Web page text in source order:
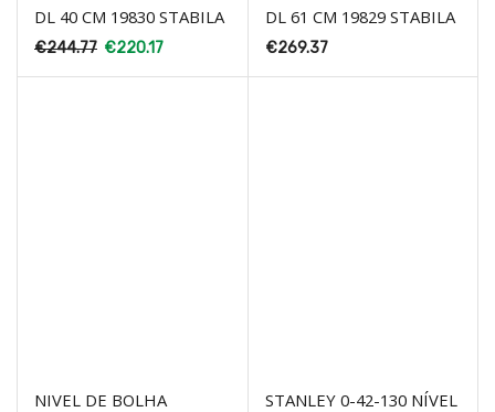
DL 40 CM 19830 STABILA
€244.77 €220.17
DL 61 CM 19829 STABILA
€269.37
NIVEL DE BOLHA
STANLEY 0-42-130 NÍVEL